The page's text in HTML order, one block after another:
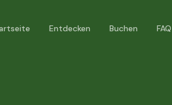
Entdecken Buchen FAQ